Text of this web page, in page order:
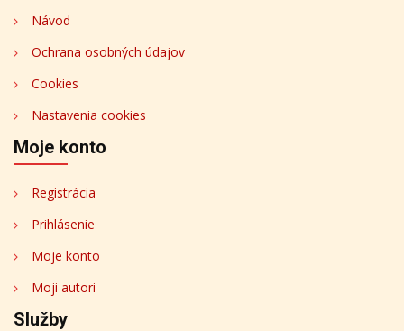
Návod
Ochrana osobných údajov
Cookies
Nastavenia cookies
Moje konto
Registrácia
Prihlásenie
Moje konto
Moji autori
Služby